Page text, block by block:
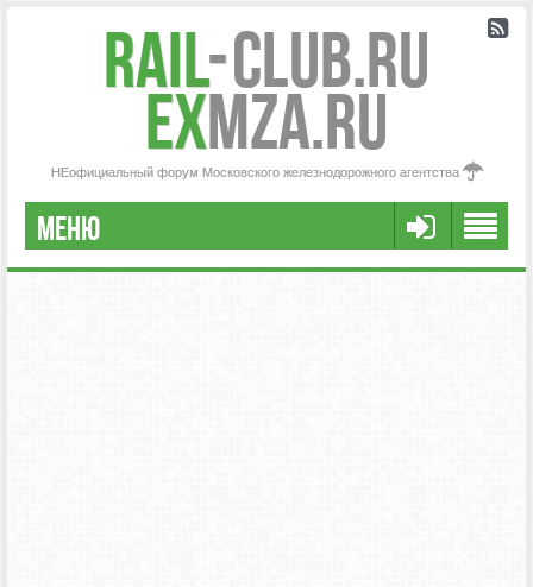
Rail-Club.RU
exMZA.RU
НЕофициальный форум Московского железнодорожного агентства
МЕНЮ
РЕГИСТРАЦИЯ